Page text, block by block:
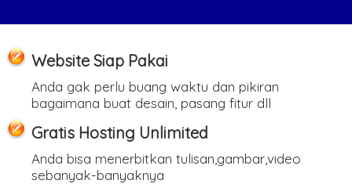
Website Siap Pakai
Anda gak perlu buang waktu dan pikiran
bagaimana buat desain, pasang fitur dll
Gratis Hosting Unlimited
Anda bisa menerbitkan tulisan,gambar,video
sebanyak-banyaknya